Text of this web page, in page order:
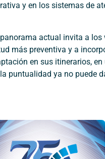
y en los sistemas de
actual invita a los
más preventiva y a
en sus itinerarios, en
puntualidad ya no puede